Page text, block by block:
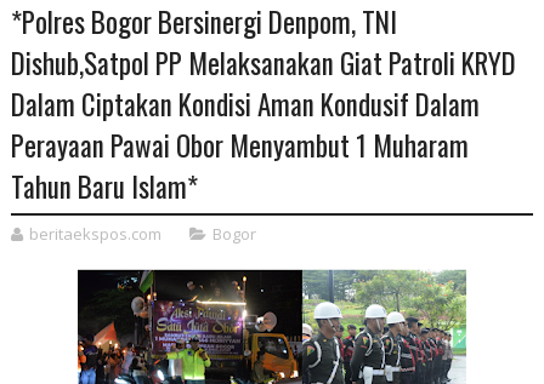
*Polres Bogor Bersinergi Denpom, TNI
Dishub,Satpol PP Melaksanakan Giat Patroli KRYD
Dalam Ciptakan Kondisi Aman Kondusif Dalam
Perayaan Pawai Obor Menyambut 1 Muharam
Tahun Baru Islam*
beritaekspos.com Bogor